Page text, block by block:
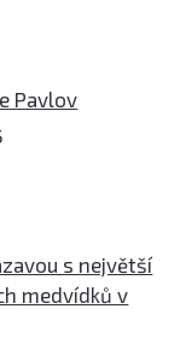
Pavlov
s největší
medvídků v